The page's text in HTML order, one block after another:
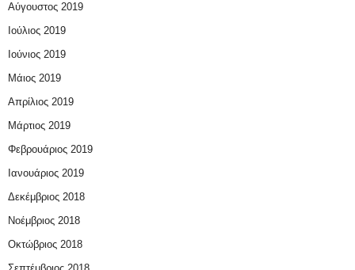
Αύγουστος 2019
Ιούλιος 2019
Ιούνιος 2019
Μάιος 2019
Απρίλιος 2019
Μάρτιος 2019
Φεβρουάριος 2019
Ιανουάριος 2019
Δεκέμβριος 2018
Νοέμβριος 2018
Οκτώβριος 2018